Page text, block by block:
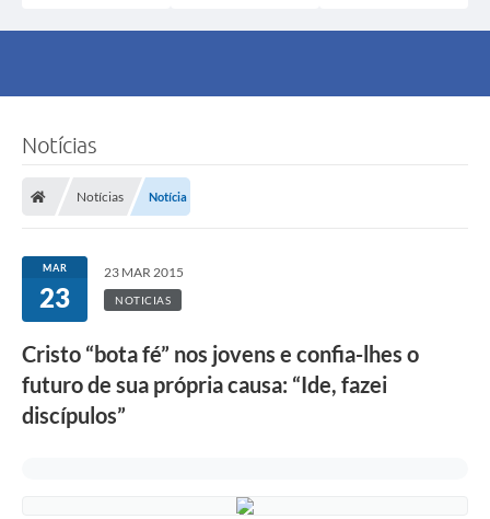
Notícias
Notícias Notícia
MAR
23
23 MAR 2015
NOTICIAS
Cristo “bota fé” nos jovens e confia-lhes o
futuro de sua própria causa: “Ide, fazei
discípulos”